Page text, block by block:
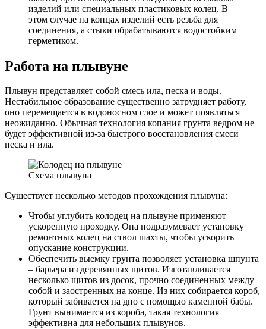
изделий или специальных пластиковых колец. В
этом случае на концах изделий есть резьба для
соединения, а стыки обрабатываются водостойким
герметиком.
Работа на плывуне
Плывун представляет собой смесь ила, песка и воды.
Нестабильное образование существенно затрудняет работу,
оно перемещается в водоносном слое и может появляться
неожиданно. Обычная технология копания грунта ведром не
будет эффективной из-за быстрого восстановления смеси
песка и ила.
Схема плывуна
Существует несколько методов прохождения плывуна:
Чтобы углубить колодец на плывуне применяют
ускоренную проходку. Она подразумевает установку
ремонтных колец на ствол шахты, чтобы ускорить
опускание конструкции.
Обеспечить выемку грунта позволяет установка шпунта
– барьера из деревянных щитов. Изготавливается
несколько щитов из досок, прочно соединенных между
собой и заостренных на конце. Из них собирается короб,
который забивается на дно с помощью каменной бабы.
Грунт вынимается из короба, такая технология
эффективна для небольших плывунов.